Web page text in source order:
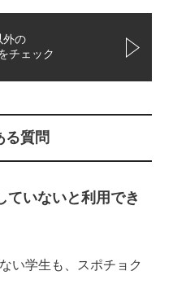
外の
チェック
る質問
ていないと利用でき
い学生も、スポチョク